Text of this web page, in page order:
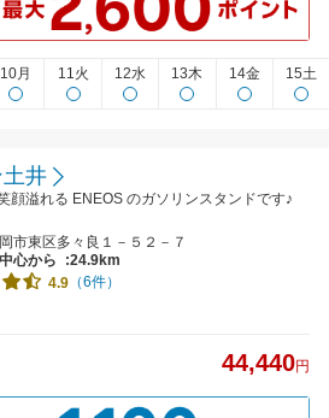
10月 11火 12水 13木 14金 15土
井
顔溢れる ENEOS のガソリンスタンドです♪
市東区多々良１－５２－７
心から
:24.9km
4.9 （6件）
44,440円